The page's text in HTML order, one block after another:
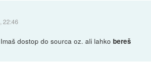
22:46
dostop do sourca oz. ali lahkobereš